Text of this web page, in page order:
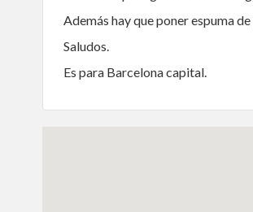
Además hay que poner espuma
Saludos.
Es para Barcelona capital.